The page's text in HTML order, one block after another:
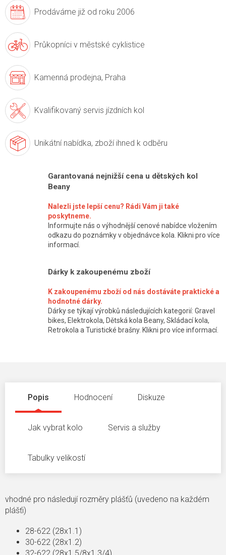
Prodáváme již od roku 2006
Průkopníci v městské cyklistice
Kamenná prodejna, Praha
Kvalifikovaný servis jízdních kol
Unikátní nabídka, zboží ihned k odběru
Garantovaná nejnižší cena u dětských kol
Beany
Nalezli jste lepší cenu? Rádi Vám ji také
poskytneme.
Informujte nás o výhodnější cenové nabídce vložením
odkazu do poznámky v objednávce kola. Klikni pro více
informací.
Dárky k zakoupenému zboží
K zakoupenému zboží od nás dostáváte praktické a
hodnotné dárky.
Dárky se týkají výrobků následujících kategorií: Gravel
bikes, Elektrokola, Dětská kola Beany, Skládací kola,
Retrokola a Turistické brašny. Klikni pro více informací.
Popis Hodnocení Diskuze
Jak vybrat kolo Servis a služby
Tabulky velikostí
vhodné pro následují rozměry plášťů (uvedeno na každém
plášťi)
28-622 (28x1.1)
30-622 (28x1.2)